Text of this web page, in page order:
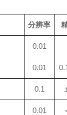
分辨率
0.01
0.01
0.1
0.01